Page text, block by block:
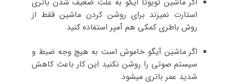
استارت نمیزند برای روشن کردن ماشین فقط از
روش باطری کمکی هم آمپر استفاده کنید.
اگر ماشین آیگو خاموش است به هیچ وجه ضبط و
سیستم صوتی را روشن نکنید این کار باعث کاهش
شدید عمر باتری میشود.